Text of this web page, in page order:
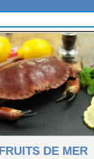
FRUITS DE MER